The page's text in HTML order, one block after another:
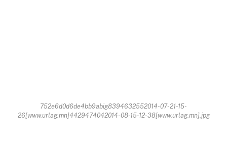
752e6d0d6de4bb9abig8394632552014-07-21-15-
26[www.urlag.mn]4429474042014-08-15-12-38[www.urlag.mn].jpg